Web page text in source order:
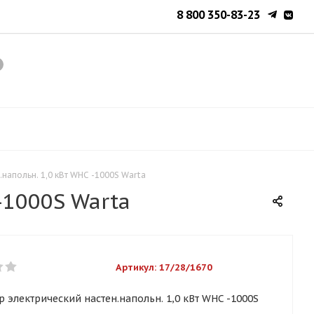
8 800 350-83-23
1,0 кВт WHC -1000S Warta
Warta
Артикул: 17/28/1670
электрический настен.напольн. 1,0 кВт WHC -1000S